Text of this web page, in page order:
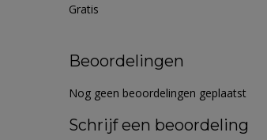
Gratis
Beoordelingen
Nog geen beoordelingen geplaatst
Schrijf een beoordeling